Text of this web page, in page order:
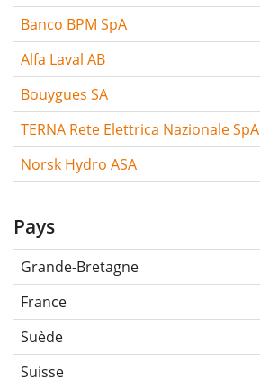
Banco BPM SpA
Alfa Laval AB
Bouygues SA
TERNA Rete Elettrica Nazionale SpA
Norsk Hydro ASA
Pays
Grande-Bretagne
France
Suède
Suisse